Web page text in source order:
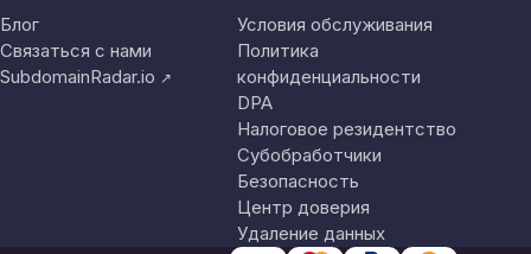
Блог
Связаться с нами
SubdomainRadar.io ↗
Условия обслуживания
Политика
конфиденциальности
DPA
Налоговое резидентство
Субобработчики
Безопасность
Центр доверия
Удаление данных